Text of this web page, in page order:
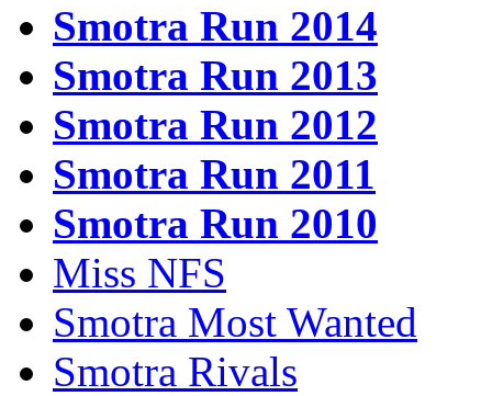
Smotra Run 2014
Smotra Run 2013
Smotra Run 2012
Smotra Run 2011
Smotra Run 2010
Miss NFS
Smotra Most Wanted
Smotra Rivals